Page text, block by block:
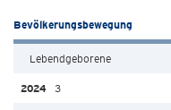
Bevölkerungsbewegung
Lebendgeborene
3